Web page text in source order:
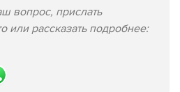
вопрос, прислать
или рассказать подробнее: